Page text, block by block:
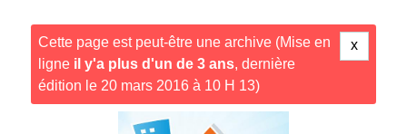
x
Cette page est peut-être une archive (Mise en
ligne il y'a plus d'un de 3 ans, dernière
édition le 20 mars 2016 à 10 H 13)